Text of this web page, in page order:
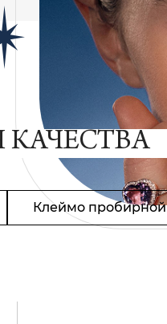
КАЧЕСТВА
Клеймо